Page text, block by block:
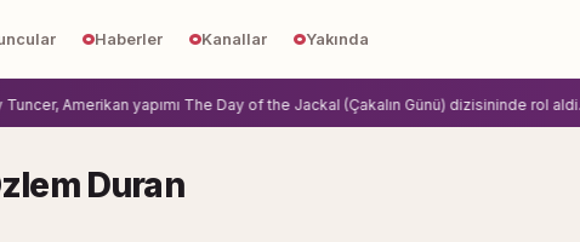
Haberler Kanallar Yakında
Amerikan yapımı The Day of the Jackal (Çakalın Günü) dizisininde rol aldi.
Duran